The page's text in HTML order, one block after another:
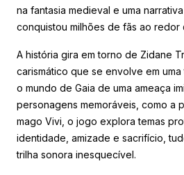
na fantasia medieval e uma
conquistou milhões de fãs ao redor
A história gira em torno de Zidane
carismático que se envolve em
o mundo de Gaia de uma ameaça
personagens memoráveis, como a
mago Vivi, o jogo explora temas
identidade, amizade e sacrifício,
trilha sonora inesquecível.